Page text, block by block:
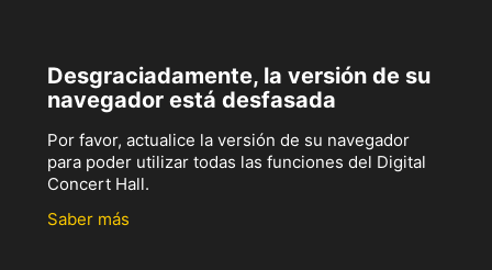
Desgraciadamente, la versión de su
navegador está desfasada
Por favor, actualice la versión de su navegador
para poder utilizar todas las funciones del Digital
Concert Hall.
Saber más